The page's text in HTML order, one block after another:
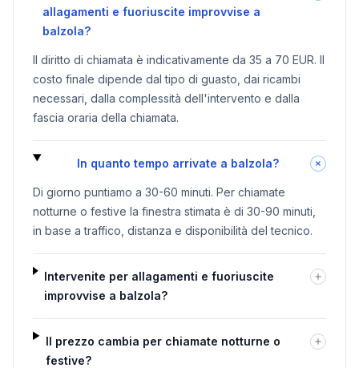
allagamenti e fuoriuscite improvvise a
balzola?
Il diritto di chiamata è indicativamente da 35 a 70 EUR. Il
costo finale dipende dal tipo di guasto, dai ricambi
necessari, dalla complessità dell'intervento e dalla
fascia oraria della chiamata.
In quanto tempo arrivate a balzola?
Di giorno puntiamo a 30-60 minuti. Per chiamate
notturne o festive la finestra stimata è di 30-90 minuti,
in base a traffico, distanza e disponibilità del tecnico.
Intervenite per allagamenti e fuoriuscite
improvvise a balzola?
Il prezzo cambia per chiamate notturne o
festive?